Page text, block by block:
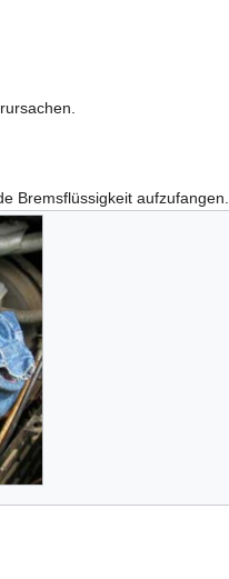
Bremsflüssigkeit aufzufangen.